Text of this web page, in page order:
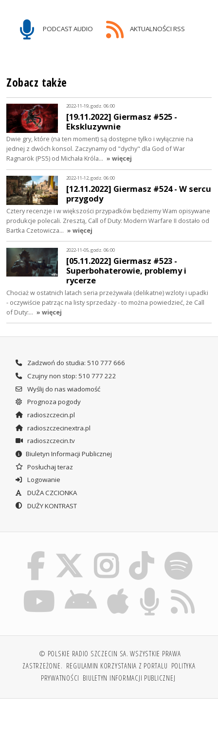
PODCAST AUDIO AKTUALNOŚCI RSS
Zobacz także
2022-11-19, godz. 06:00
[19.11.2022] Giermasz #525 -
Ekskluzywnie
Dwie gry, które (na ten moment) są dostępne tylko i wyłącznie na
jednej z dwóch konsol. Zaczynamy od "dychy" dla God of War
Ragnarök (PS5) od Michała Króla… » więcej
2022-11-12, godz. 06:00
[12.11.2022] Giermasz #524 - W sercu
przygody
Cztery recenzje i w większości przypadków będziemy Wam opisywane
produkcje polecali. Zresztą, Call of Duty: Modern Warfare II dostało od
Bartka Czetowicza… » więcej
2022-11-05, godz. 06:00
[05.11.2022] Giermasz #523 -
Superbohaterowie, problemy i
rycerze
Chociaż w ostatnich latach seria przeżywała (delikatne) wzloty i upadki
- oczywiście patrząc na listy sprzedaży - to można powiedzieć, że Call
of Duty:… » więcej
Zadzwoń do studia: 510 777 666
Czujny non stop: 510 777 222
Wyślij do nas wiadomość
Prognoza pogody
radioszczecin.pl
radioszczecinextra.pl
radioszczecin.tv
Biuletyn Informacji Publicznej
Posłuchaj teraz
Logowanie
DUŻA CZCIONKA
DUŻY KONTRAST
© POLSKIE RADIO SZCZECIN SA. WSZYSTKIE PRAWA
ZASTRZEŻONE. REGULAMIN KORZYSTANIA Z PORTALU POLITYKA
PRYWATNOŚCI BIULETYN INFORMACJI PUBLICZNEJ